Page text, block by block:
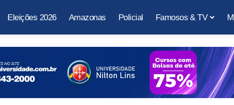
Eleições 2026 Amazonas Policial Famosos & TV